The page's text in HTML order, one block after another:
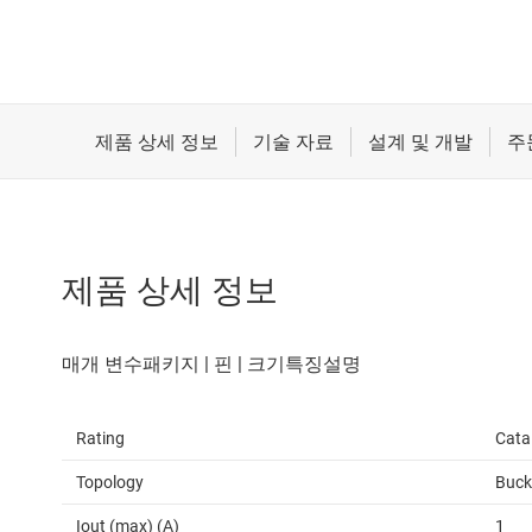
제품 상세 정보
Rating
Topology Buck
Iout (max) (A) 1